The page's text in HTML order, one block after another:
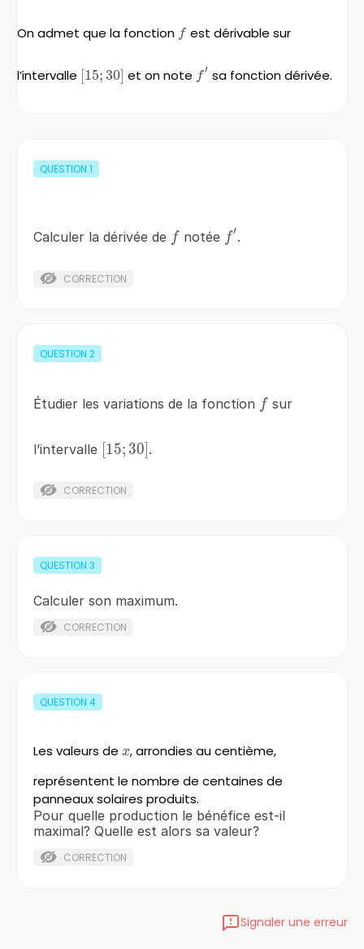
On admet que la fonction ff est dérivable sur
l’intervalle \left[15;
[15;30] et on note f'
f′ sa fonction dérivée.
QUESTION 1
Calculer la dérivée de ff notée f'
f′.
CORRECTION
QUESTION 2
Étudier les variations de la fonction ff sur
l’intervalle \left[15;
15; 30 .
CORRECTION
QUESTION 3
Calculer son maximum.
CORRECTION
QUESTION 4
Les valeurs de x
x, arrondies au centième,
représentent le nombre de centaines de
panneaux solaires produits.
Pour quelle production le bénéfice est-il
maximal? Quelle est alors sa valeur?
CORRECTION
Signaler une erreur